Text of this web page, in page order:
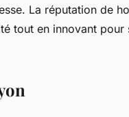
La réputation de
tout en innovant pour